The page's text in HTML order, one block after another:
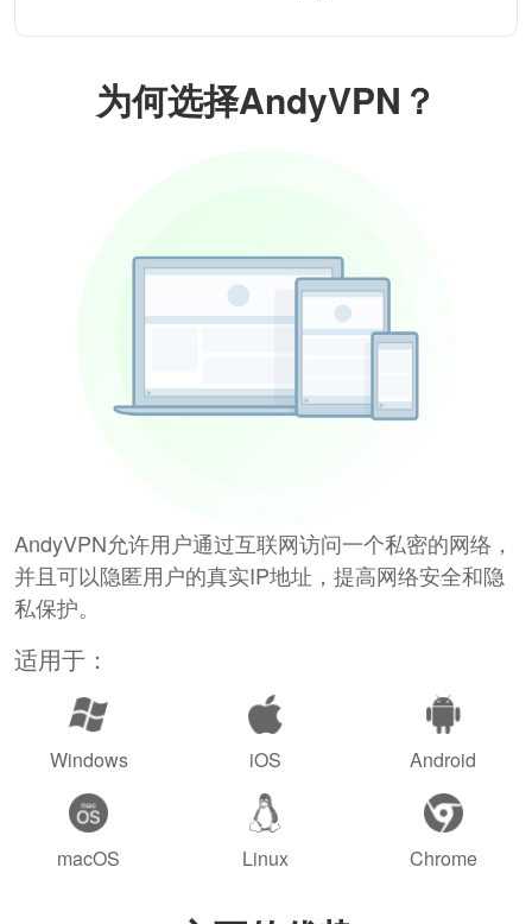
为何选择AndyVPN？
AndyVPN允许用户通过互联网访问一个私密的网络，
并且可以隐匿用户的真实IP地址，提高网络安全和隐
私保护。
适用于：
Windows iOS Android
macOS Linux Chrome